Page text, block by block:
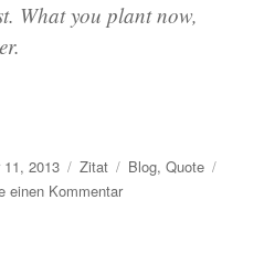
What you plant now,
11, 2013 Format
Zitat Kategorien
Blog,Quote
einen Kommentarzu